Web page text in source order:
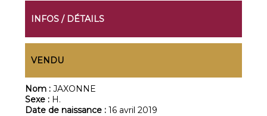
INFOS / DÉTAILS
VENDU
Nom :JAXONNE
Sexe : H.
Date de naissance :16 avril 2019